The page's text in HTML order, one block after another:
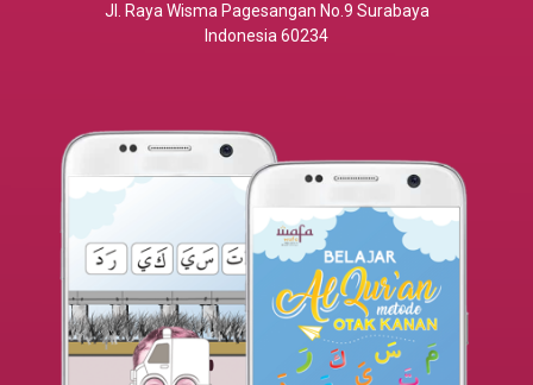
Jl. Raya Wisma Pagesangan No.9 Surabaya
Indonesia 60234